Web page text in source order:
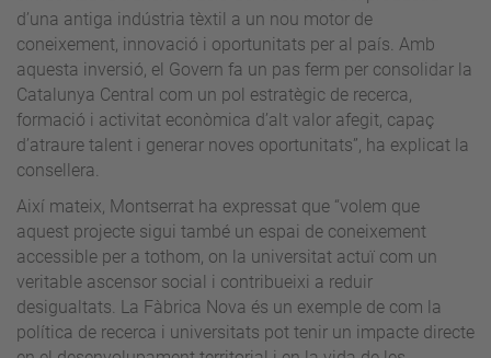
d’una antiga indústria tèxtil a un nou motor de
coneixement, innovació i oportunitats per al país. Amb
aquesta inversió, el Govern fa un pas ferm per consolidar la
Catalunya Central com un pol estratègic de recerca,
formació i activitat econòmica d’alt valor afegit, capaç
d’atraure talent i generar noves oportunitats”, ha explicat la
consellera.
Així mateix, Montserrat ha expressat que “volem que
aquest projecte sigui també un espai de coneixement
accessible per a tothom, on la universitat actuï com un
veritable ascensor social i contribueixi a reduir
desigualtats. La Fàbrica Nova és un exemple de com la
política de recerca i universitats pot tenir un impacte directe